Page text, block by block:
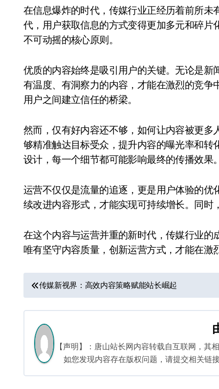
在信息爆炸的时代，传媒行业正经历着前所
代，用户获取信息的方式变得更加多元和碎片
不可动摇的核心原则。
优质的内容始终是吸引用户的关键。无论是
有温度、有洞察力的内容，才能在激烈的竞
用户之间建立信任的桥梁。
然而，仅有好内容还不够，如何让内容被更
够精准触达目标受众，提升内容的曝光率和
设计，每一个细节都可能影响最终的传播效果
运营不仅仅是流量的追逐，更是用户体验的
续改进内容形式，才能实现可持续增长。同
在这个内容与运营并重的新时代，传媒行业
唯有坚守内容质量，创新运营方式，才能在激
文
章
导
航
传媒新视界：高效内容策略赋能站长崛起
【声明】：唐山站长网内容转载自互联网，
如您发现内容存在版权问题，请提交相关链